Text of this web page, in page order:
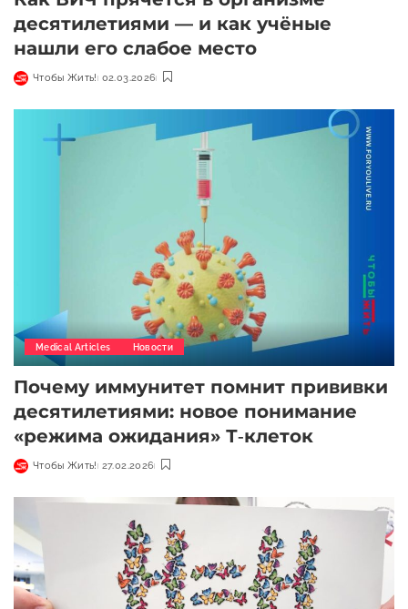
десятилетиями — и как учёные
нашли его слабое место
Чтобы Жить! 02.03.2026
Medical Articles Новости
Почему иммунитет помнит прививки
десятилетиями: новое понимание
«режима ожидания» Т‑клеток
Чтобы Жить! 27.02.2026